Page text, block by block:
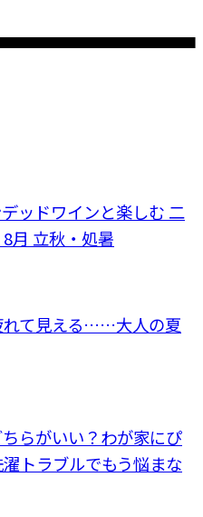
ッドワインと楽しむ 二
月 立秋・処暑
れて見える……大人の夏
らがいい？わが家にぴ
トラブルでもう悩まな